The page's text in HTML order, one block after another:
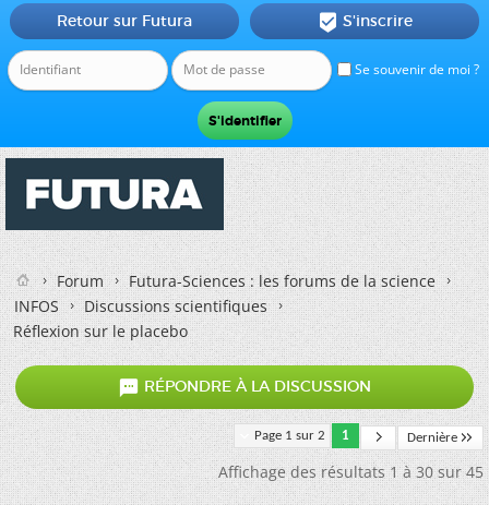
Se souvenir de moi ?
Retour sur Futura  S'inscrire
Forum
Futura-Sciences : les forums de la science
INFOS
Discussions scientifiques
Réflexion sur le placebo
 RÉPONDRE À LA DISCUSSION
Page 1 sur 2 1 Dernière
Affichage des résultats 1 à 30 sur 45